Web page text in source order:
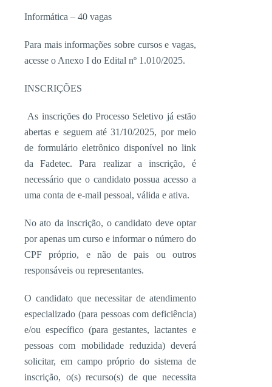
Informática – 40 vagas
Para mais informações sobre cursos e vagas,
acesse o Anexo I do Edital nº 1.010/2025.
INSCRIÇÕES
As inscrições do Processo Seleti­vo já estão
abertas e seguem até 31/10/2025, por meio
de formu­lário eletrônico disponível no link
da Fadetec. Para realizar a ins­crição, é
necessário que o candi­dato possua acesso a
uma conta de e-mail pessoal, válida e ativa.
No ato da inscrição, o candidato deve optar
por apenas um cur­so e informar o número do
CPF próprio, e não de pais ou outros
responsáveis ou representantes.
O candidato que necessitar de atendimento
especializado (para pessoas com deficiência)
e/ou específico (para gestantes, lactantes e
pessoas com mobili­dade reduzida) deverá
solicitar, em campo próprio do sistema de
inscrição, o(s) recurso(s) de que necessita